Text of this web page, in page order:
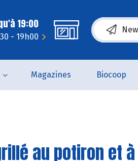
19:00
- 19h00 (s’ouvre
Magazines Biocoop
au potiron et